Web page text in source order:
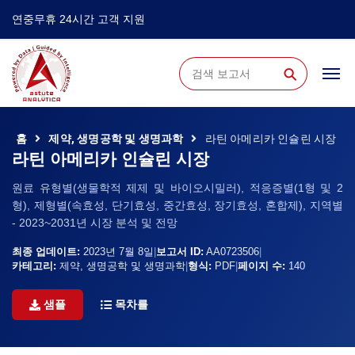
연중무휴 24시간 고객 지원
⚲
홈 제약, 생명공학 및 생명과학 라틴 아메리카 인슐린 시장
라틴 아메리카 인슐린 시장
원료 유형별(생물학적 제제 및 바이오시밀러), 적응증별(1형 및 2
형), 제형별(속효성, 단기효성, 중간효성, 장기효성, 혼합제), 지역별
- 2023~2031년 시장 분석 및 전망
최종 업데이트: 2023년 7월 8일 보고서 ID: AA0723506
카테고리: 제약, 생명공학 및 생명과학 형식: PDF 페이지 수: 140
샘플 목차를